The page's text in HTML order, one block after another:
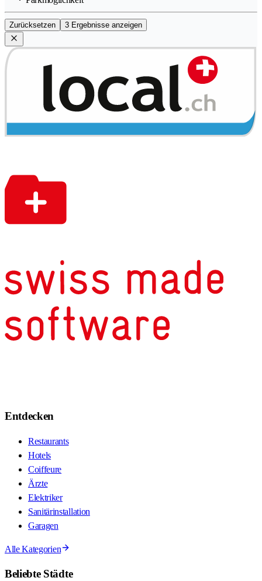
Zurücksetzen 3 Ergebnisse anzeigen
Entdecken
Restaurants
Hotels
Coiffeure
Ärzte
Elektriker
Sanitärinstallation
Garagen
Alle Kategorien
Beliebte Städte